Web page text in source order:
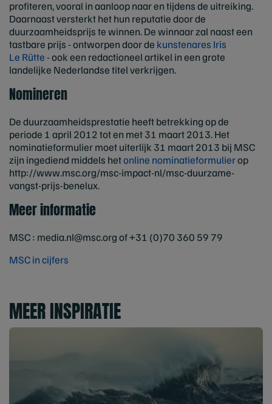
profiteren, vooral in aanloop naar en tijdens de uitreiking.
Daarnaast versterkt het hun reputatie door de
duurzaamheidsprijs te winnen. De winnaar zal naast een
tastbare prijs - ontworpen door de kunstenares Iris
Le Rütte - ook een redactioneel artikel in een grote
landelijke Nederlandse titel verkrijgen.
Nomineren
De duurzaamheidsprestatie heeft betrekking op de
periode 1 april 2012 tot en met 31 maart 2013. Het
nominatieformulier moet uiterlijk 31 maart 2013 bij MSC
zijn ingediend middels hetonline nominatieformulierop
http://www.msc.org/msc-impact-nl/msc-duurzame-
vangst-prijs-benelux.
Meer informatie
MSC : media.nl@msc.orgof +31 (0)70 360 59 79
MSC in cijfers
MEER INSPIRATIE